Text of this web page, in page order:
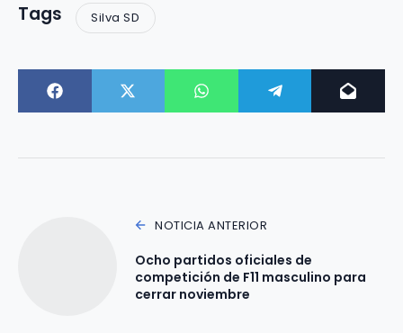
Tags Silva SD
NOTICIA ANTERIOR
Ocho partidos oficiales de
competición de F11 masculino para
cerrar noviembre